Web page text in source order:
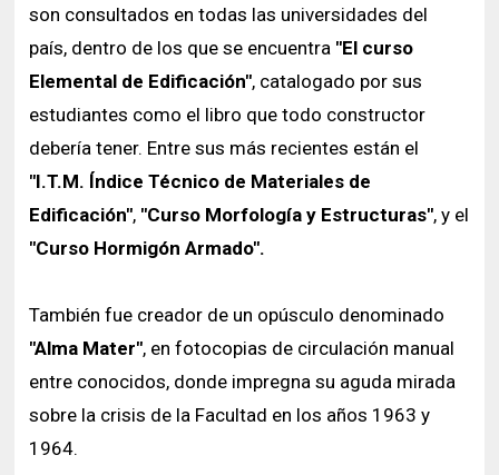
son consultados en todas las universidades del
país, dentro de los que se encuentra "El curso
Elemental de Edificación", catalogado por sus
estudiantes como el libro que todo constructor
debería tener. Entre sus más recientes están el
"I.T.M. Índice Técnico de Materiales de
Edificación", "Curso Morfología y Estructuras", y el
"Curso Hormigón Armado".
También fue creador de un opúsculo denominado
"Alma Mater", en fotocopias de circulación manual
entre conocidos, donde impregna su aguda mirada
sobre la crisis de la Facultad en los años 1963 y
1964.